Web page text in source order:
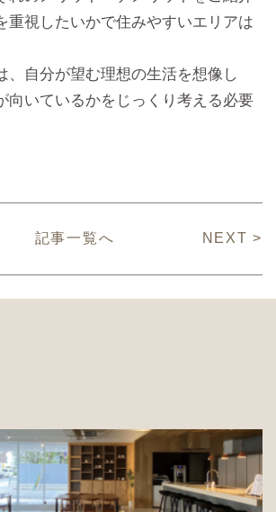
重視したいかで住みやすいエリアは
、自分が望む理想の生活を想像し
向いているかをじっくり考える必要
記事一覧へ NEXT >